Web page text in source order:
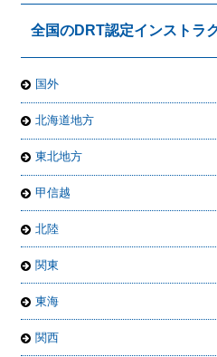
全国のDRT認定インストラ
国外
北海道地方
東北地方
甲信越
北陸
関東
東海
関西